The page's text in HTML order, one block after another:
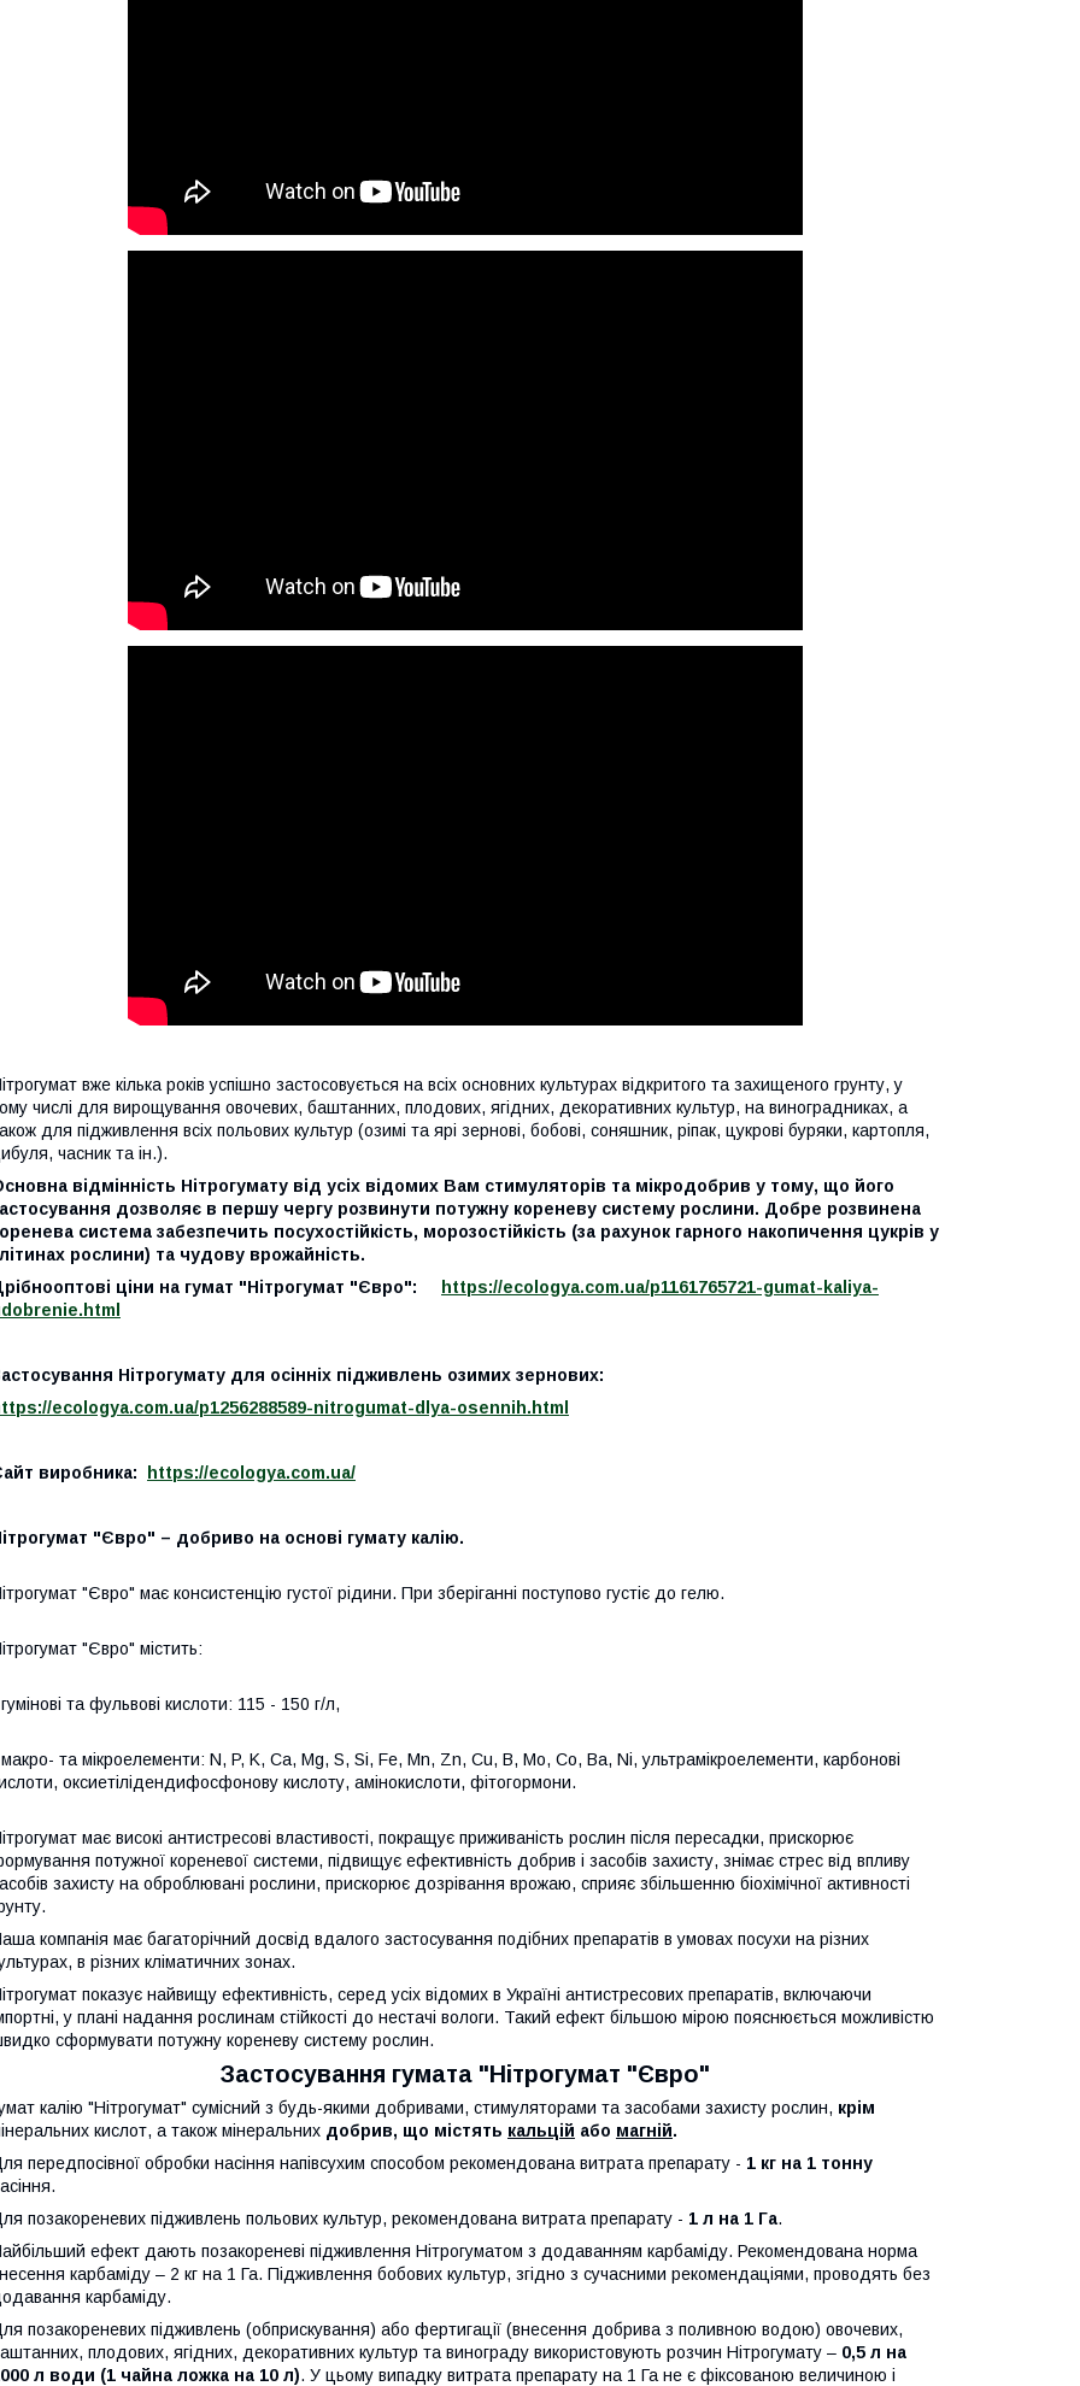
вже кілька років успішно застосовується на всіх основних культурах відкритого та захищеного грунту, у
числі для вирощування овочевих, баштанних, плодових, ягідних, декоративних культур, на виноградниках, а
для підживлення всіх польових культур (озимі та ярі зернові, бобові, соняшник, ріпак, цукрові буряки, картопля,
часник та ін.).
відмінність Нітрогумату від усіх відомих Вам стимуляторів та мікродобрив у тому, що його
дозволяє в першу чергу розвинути потужну кореневу систему рослини. Добре розвинена
система забезпечить посухостійкість, морозостійкість (за рахунок гарного накопичення цукрів у
рослини) та чудову врожайність.
ціни на гумат "Нітрогумат "Євро": https://ecologya.com.ua/p1161765721-gumat-kaliya-
Нітрогумату для осінніх підживлень озимих зернових:
ecologya.com.ua/p1256288589-nitrogumat-dlya-osennih.html
виробника: https://ecologya.com.ua/
"Євро" – добриво на основі гумату калію.
"Євро" має консистенцію густої рідини. При зберіганні поступово густіє до гелю.
"Євро" містить:
та фульвові кислоти: 115 - 150 г/л,
та мікроелементи: N, P, K, Ca, Mg, S, Si, Fe, Mn, Zn, Cu, B, Mo, Co, Ba, Ni, ультрамікроелементи, карбонові
оксиетілідендифосфонову кислоту, амінокислоти, фітогормони.
має високі антистресові властивості, покращує приживаність рослин після пересадки, прискорює
потужної кореневої системи, підвищує ефективність добрив і засобів захисту, знімає стрес від впливу
захисту на оброблювані рослини, прискорює дозрівання врожаю, сприяє збільшенню біохімічної активності
компанія має багаторічний досвід вдалого застосування подібних препаратів в умовах посухи на різних
в різних кліматичних зонах.
показує найвищу ефективність, серед усіх відомих в Україні антистресових препаратів, включаючи
у плані надання рослинам стійкості до нестачі вологи. Такий ефект більшою мірою пояснюється можливістю
сформувати потужну кореневу систему рослин.
Застосування гумата "Нітрогумат "Євро"
калію "Нітрогумат" сумісний з будь-якими добривами, стимуляторами та засобами захисту рослин, крім
кислот, а також мінеральних добрив, що містять кальцій або магній.
передпосівної обробки насіння напівсухим способом рекомендована витрата препарату - 1 кг на 1 тонну
позакореневих підживлень польових культур, рекомендована витрата препарату - 1 л на 1 Га.
ефект дають позакореневі підживлення Нітрогуматом з додаванням карбаміду. Рекомендована норма
карбаміду – 2 кг на 1 Га. Підживлення бобових культур, згідно з сучасними рекомендаціями, проводять без
карбаміду.
позакореневих підживлень (обприскування) або фертигації (внесення добрива з поливною водою) овочевих,
плодових, ягідних, декоративних культур та винограду використовують розчин Нітрогумату – 0,5 л на
л води (1 чайна ложка на 10 л). У цьому випадку витрата препарату на 1 Га не є фіксованою величиною і